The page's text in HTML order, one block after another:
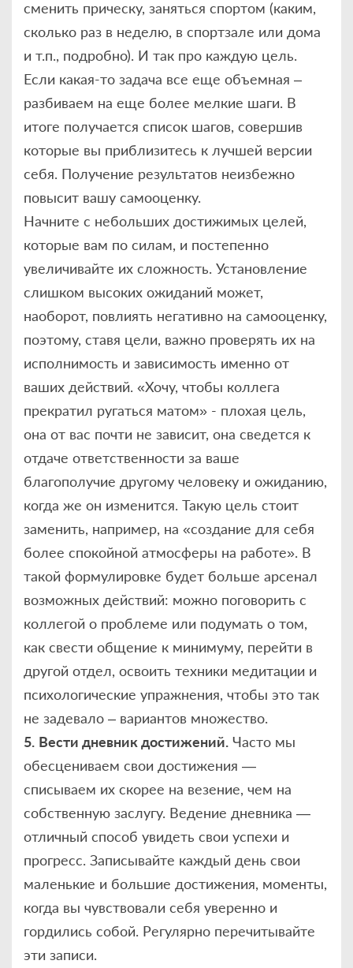
сменить прическу, заняться спортом (каким,
сколько раз в неделю, в спортзале или дома
и т.п., подробно). И так про каждую цель.
Если какая-то задача все еще объемная –
разбиваем на еще более мелкие шаги. В
итоге получается список шагов, совершив
которые вы приблизитесь к лучшей версии
себя. Получение результатов неизбежно
повысит вашу самооценку.
Начните с небольших достижимых целей,
которые вам по силам, и постепенно
увеличивайте их сложность. Установление
слишком высоких ожиданий может,
наоборот, повлиять негативно на самооценку,
поэтому, ставя цели, важно проверять их на
исполнимость и зависимость именно от
ваших действий. «Хочу, чтобы коллега
прекратил ругаться матом» - плохая цель,
она от вас почти не зависит, она сведется к
отдаче ответственности за ваше
благополучие другому человеку и ожиданию,
когда же он изменится. Такую цель стоит
заменить, например, на «создание для себя
более спокойной атмосферы на работе». В
такой формулировке будет больше арсенал
возможных действий: можно поговорить с
коллегой о проблеме или подумать о том,
как свести общение к минимуму, перейти в
другой отдел, освоить техники медитации и
психологические упражнения, чтобы это так
не задевало – вариантов множество.
5. Вести дневник достижений. Часто мы
обесцениваем свои достижения —
списываем их скорее на везение, чем на
собственную заслугу. Ведение дневника —
отличный способ увидеть свои успехи и
прогресс. Записывайте каждый день свои
маленькие и большие достижения, моменты,
когда вы чувствовали себя уверенно и
гордились собой. Регулярно перечитывайте
эти записи.